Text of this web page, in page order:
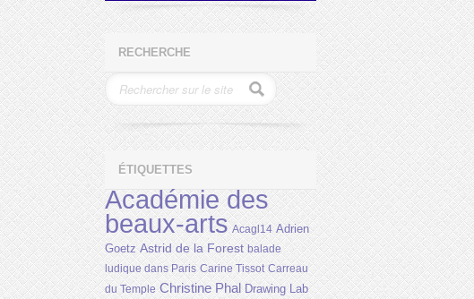
RECHERCHE
ÉTIQUETTES
Académie des
beaux-arts Acagl14 Adrien
Goetz Astrid de la Forest balade
ludique dans Paris Carine Tissot Carreau
du Temple Christine Phal Drawing Lab